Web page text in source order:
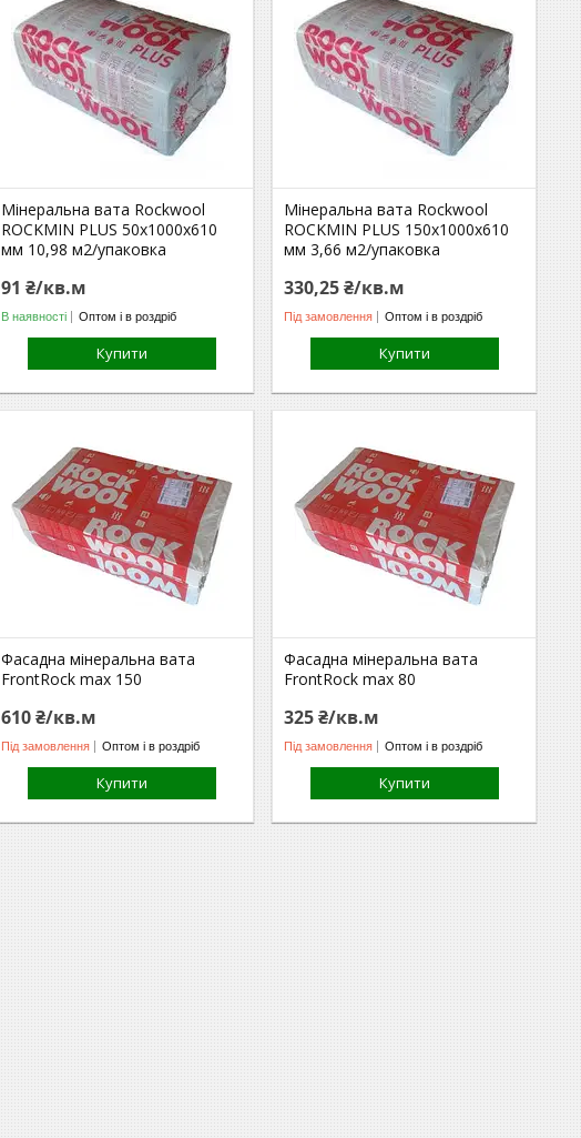
Мінеральна вата Rockwool
ROCKMIN PLUS 50х1000х610
мм 10,98 м2/упаковка
91 ₴/кв.м
В наявності Оптом і в роздріб
Купити
Мінеральна вата Rockwool
ROCKMIN PLUS 150х1000х610
мм 3,66 м2/упаковка
330,25 ₴/кв.м
Під замовлення Оптом і в роздріб
Купити
Фасадна мінеральна вата
FrontRock max 150
610 ₴/кв.м
Під замовлення Оптом і в роздріб
Купити
Фасадна мінеральна вата
FrontRock max 80
325 ₴/кв.м
Під замовлення Оптом і в роздріб
Купити